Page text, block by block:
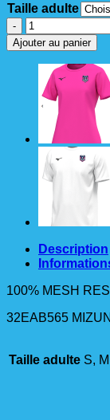
Taille adulte
quantité
de
TEESHIRT
TRAINING
TEE
HOMME
MIZUNO
ROSE
Ajouter au panier
Description
100% MESH
32EAB565
Taille adulte S,